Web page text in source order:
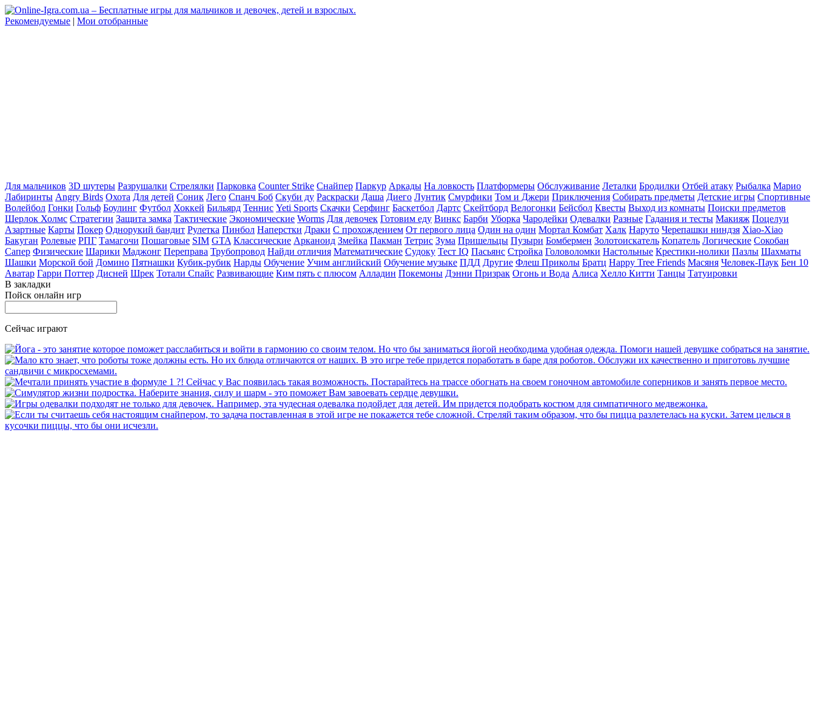
Рекомендуемые | Мои отобранные
Для мальчиков 3D шутеры Разрушалки Стрелялки Парковка Counter Strike Снайпер Паркур Аркады На ловкость Платформеры Обслуживание Леталки Бродилки Отбей атаку Рыбалка Марио
Лабиринты Angry Birds Охота Для детей Соник Лего Спанч Боб Скуби ду Раскраски Даша Диего Лунтик Смурфики Том и Джери Приключения Собирать предметы Детские игры Спортивные
Волейбол Гонки Гольф Боулинг Футбол Хоккей Бильярд Теннис Yeti Sports Скачки Серфинг Баскетбол Дартс Скейтборд Велогонки Бейсбол Квесты Выход из комнаты Поиски предметов
Шерлок Холмс Стратегии Защита замка Тактические Экономические Worms Для девочек Готовим еду Винкс Барби Уборка Чародейки Одевалки Разные Гадания и тесты Макияж Поцелуи
Азартные Карты Покер Однорукий бандит Рулетка Пинбол Наперстки Драки С прохождением От первого лица Один на один Мортал Комбат Халк Наруто Черепашки ниндзя Xiao-Xiao
Бакуган Ролевые РПГ Тамагочи Пошаговые SIM GTA Классические Арканоид Змейка Пакман Тетрис Зума Пришельцы Пузыри Бомбермен Золотоискатель Копатель Логические Сокобан
Сапер Физические Шарики Маджонг Переправа Трубопровод Найди отличия Математические Судоку Тест IQ Пасьянс Стройка Головоломки Настольные Крестики-нолики Пазлы Шахматы
Шашки Морской бой Домино Пятнашки Кубик-рубик Нарды Обучение Учим английский Обучение музыке ПДД Другие Флеш Приколы Братц Happy Tree Friends Масяня Человек-Паук Бен 10
Аватар Гарри Поттер Дисней Шрек Тотали Спайс Развивающие Ким пять с плюсом Алладин Покемоны Дэнни Призрак Огонь и Вода Алиса Хелло Китти Танцы Татуировки
В закладки
Пойск онлайн игр
Сейчас играют